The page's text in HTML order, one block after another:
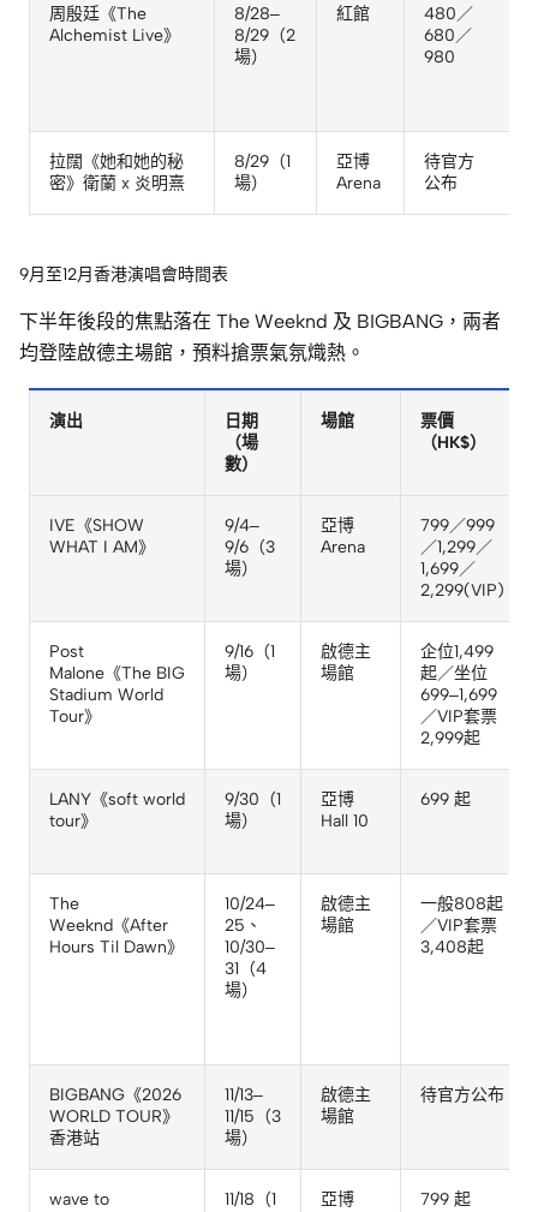
周殷廷《The
Alchemist Live》
8/28–
8/29（2
場）
紅館
480／
680／
980
拉闊《她和她的秘
密》衛蘭 x 炎明熹
8/29（1
場）
亞博
Arena
待官方
公布
9月至12月香港演唱會時間表
下半年後段的焦點落在 The Weeknd 及 BIGBANG，兩者
均登陸啟德主場館，預料搶票氣氛熾熱。
演出
日期
（場
數）
場館
票價
（HK$）
IVE《SHOW
WHAT I AM》
9/4–
9/6（3
場）
亞博
Arena
799／999
／1,299／
1,699／
2,299(VIP)
Post
Malone《The BIG
Stadium World
Tour》
9/16（1
場）
啟德主
場館
企位1,499
起／坐位
699–1,699
／VIP套票
2,999起
LANY《soft world
tour》
9/30（1
場）
亞博
Hall 10
699 起
The
Weeknd《After
Hours Til Dawn》
10/24–
25、
10/30–
31（4
場）
啟德主
場館
一般808起
／VIP套票
3,408起
BIGBANG《2026
WORLD TOUR》
香港站
11/13–
11/15（3
場）
啟德主
場館
待官方公布
wave to
11/18（1
亞博
799 起